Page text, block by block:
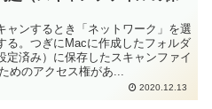
ャンするとき「ネットワーク」を選
る。つぎにMacに作成したフォルダ
定済み）に保存したスキャンファイ
めのアクセス権があ...
2020.12.13